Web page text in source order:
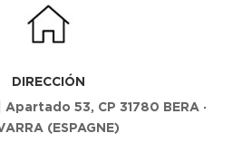
DIRECCIÓN
Apartado 53, CP 31780 BERA ·
(ESPAGNE)